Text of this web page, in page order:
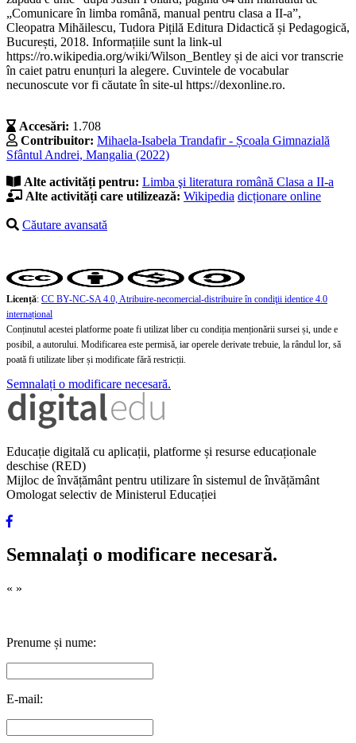
„Comunicare în limba română, manual pentru clasa a II-a”,
Cleopatra Mihăilescu, Tudora Pițilă Editura Didactică și Pedagogică,
București, 2018. Informațiile sunt la link-ul
https://ro.wikipedia.org/wiki/Wilson_Bentley și de aici vor transcrie
în caiet patru enunțuri la alegere. Cuvintele de vocabular
necunoscute vor fi căutate în site-ul https://dexonline.ro.
Accesări: 1.708
Contribuitor: Mihaela-Isabela Trandafir - Școala Gimnazială
Sfântul Andrei, Mangalia (2022)
Alte activități pentru: Limba şi literatura română Clasa a II-a
Alte activități care utilizează: Wikipedia dicționare online
Căutare avansată
Licență: CC BY-NC-SA 4.0, Atribuire-necomercial-distribuire în condiţii identice 4.0
internațional
Conținutul acestei platforme poate fi utilizat liber cu condiția menționării sursei și, unde e
posibil, a autorului. Modificarea este permisă, iar operele derivate trebuie, la rândul lor, să
poată fi utilizate liber și modificate fără restricții.
Semnalați o modificare necesară.
Educație digitală cu aplicații, platforme și resurse educaționale
deschise (RED)
Mijloc de învățământ pentru utilizare în sistemul de învățământ
Omologat selectiv de Ministerul Educației
Semnalați o modificare necesară.
« »
Prenume și nume:
E-mail: